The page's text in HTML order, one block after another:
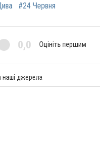
#24 Червня
0,0 Оцініть першим
наші джерела